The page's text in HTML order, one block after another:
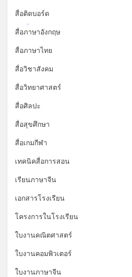
สื่อติดบอร์ด
สื่อภาษาอังกฤษ
สื่อภาษาไทย
สื่อวิชาสังคม
สื่อวิทยาศาสตร์
สื่อศิลปะ
สื่อสุขศึกษา
สื่อเกมกีฬา
เทคนิคสื่อการสอน
เรียนภาษาจีน
เอกสารโรงเรียน
โครงการในโรงเรียน
ใบงานคณิตศาสตร์
ใบงานคอมพิวเตอร์
ใบงานภาษาจีน
*